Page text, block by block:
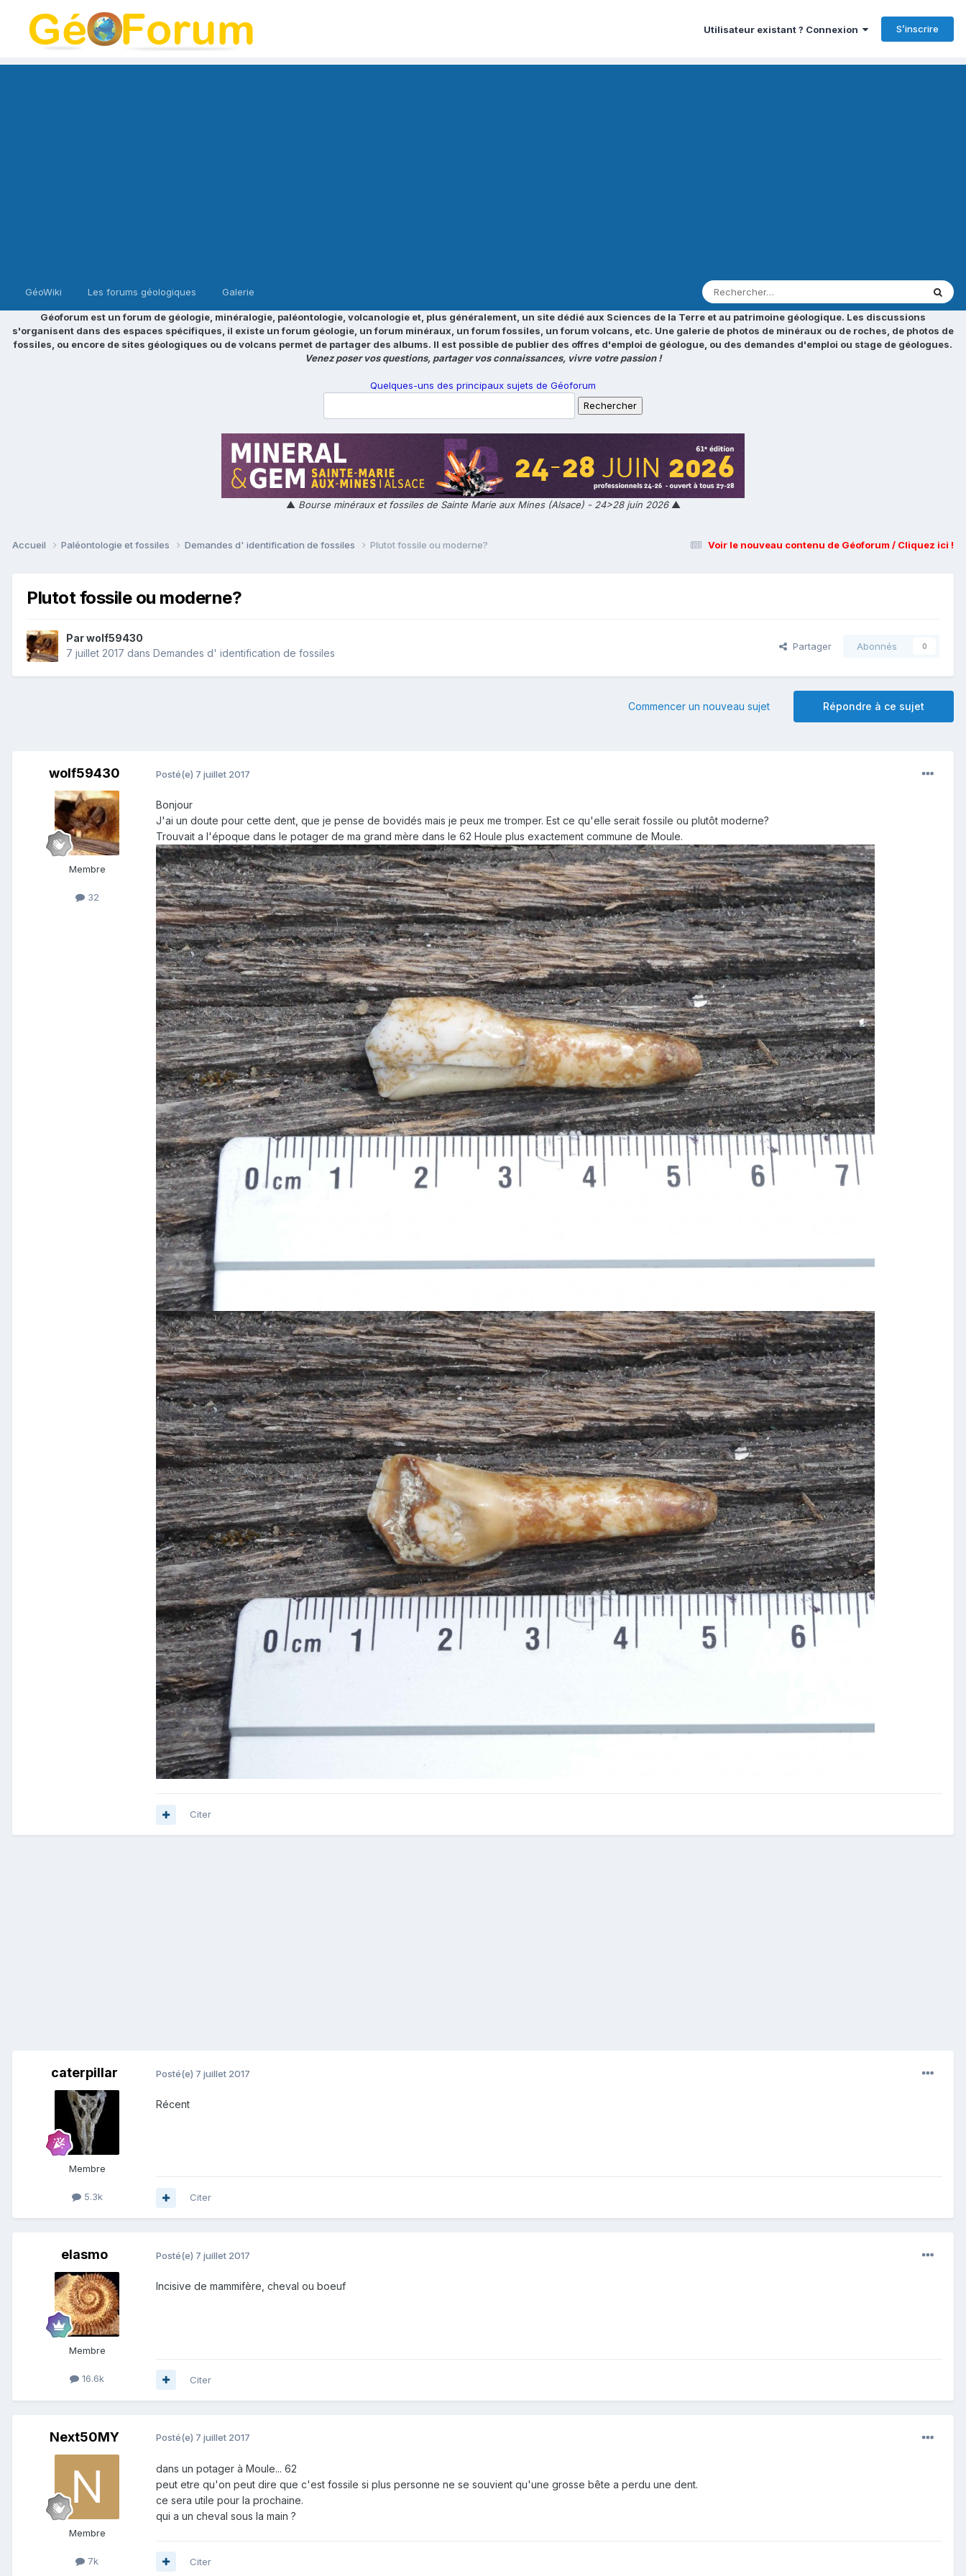
Utilisateur existant ? Connexion S’inscrire
GéoWiki Les forums géologiques Galerie
Géoforum est un forum de géologie, minéralogie, paléontologie, volcanologie et, plus généralement, un site dédié aux Sciences de la Terre et au patrimoine géologique. Les discussions
s'organisent dans des espaces spécifiques, il existe un forum géologie, un forum minéraux, un forum fossiles, un forum volcans, etc. Une galerie de photos de minéraux ou de roches, de photos de
fossiles, ou encore de sites géologiques ou de volcans permet de partager des albums. Il est possible de publier des offres d'emploi de géologue, ou des demandes d'emploi ou stage de géologues.
Venez poser vos questions, partager vos connaissances, vivre votre passion !
Quelques-uns des principaux sujets de Géoforum
▲ Bourse minéraux et fossiles de Sainte Marie aux Mines (Alsace) - 24>28 juin 2026▲
Voir le nouveau contenu de Géoforum / Cliquez ici !
Accueil Paléontologie et fossiles Demandes d' identification de fossiles Plutot fossile ou moderne?
Plutot fossile ou moderne?
Parwolf59430
7 juillet 2017 dans Demandes d' identification de fossiles
Partager Abonnés 0
Répondre à ce sujet
Commencer un nouveau sujet
wolf59430
Membre
32
Posté(e) 7 juillet 2017
Bonjour
J'ai un doute pour cette dent, que je pense de bovidés mais je peux me tromper. Est ce qu'elle serait fossile ou plutôt moderne?
Trouvait a l'époque dans le potager de ma grand mère dans le 62 Houle plus exactement commune de Moule.
Citer
caterpillar
Membre
5.3k
Posté(e) 7 juillet 2017
Récent
Citer
elasmo
Membre
16.6k
Posté(e) 7 juillet 2017
Incisive de mammifère, cheval ou boeuf
Citer
Next50MY
Membre
7k
Posté(e) 7 juillet 2017
dans un potager à Moule... 62
peut etre qu'on peut dire que c'est fossile si plus personne ne se souvient qu'une grosse bête a perdu une dent.
ce sera utile pour la prochaine.
qui a un cheval sous la main ?
Citer